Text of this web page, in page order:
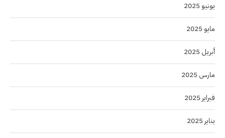
يونيو 2025
مايو 2025
أبريل 2025
مارس 2025
فبراير 2025
يناير 2025